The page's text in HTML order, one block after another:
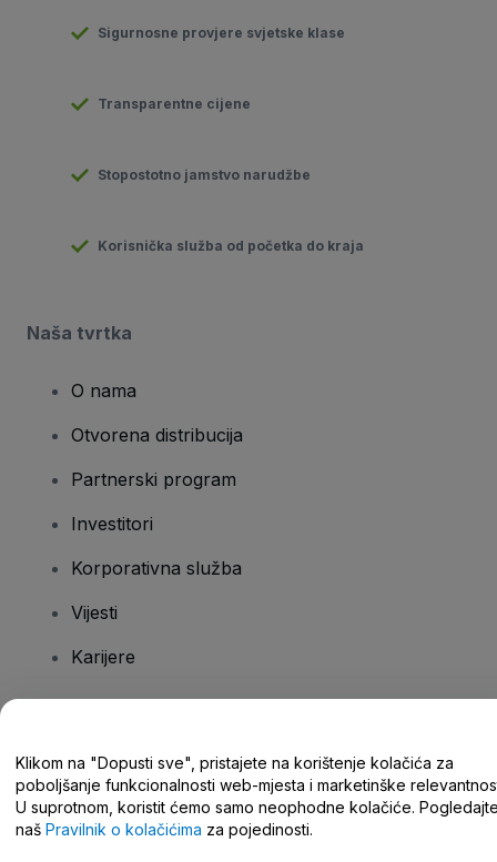
Sigurnosne provjere svjetske klase
Transparentne cijene
Stopostotno jamstvo narudžbe
Korisnička služba od početka do kraja
Naša tvrtka
O nama
Otvorena distribucija
Partnerski program
Investitori
Korporativna služba
Vijesti
Karijere
Centar za pomoć/kontaktirajte nas
Klikom na "Dopusti sve", pristajete na korištenje kolačića za
poboljšanje funkcionalnosti web-mjesta i marketinške
U suprotnom, koristit ćemo samo neophodne kolačiće.
naš Pravilnik o kolačićima za pojedinosti.